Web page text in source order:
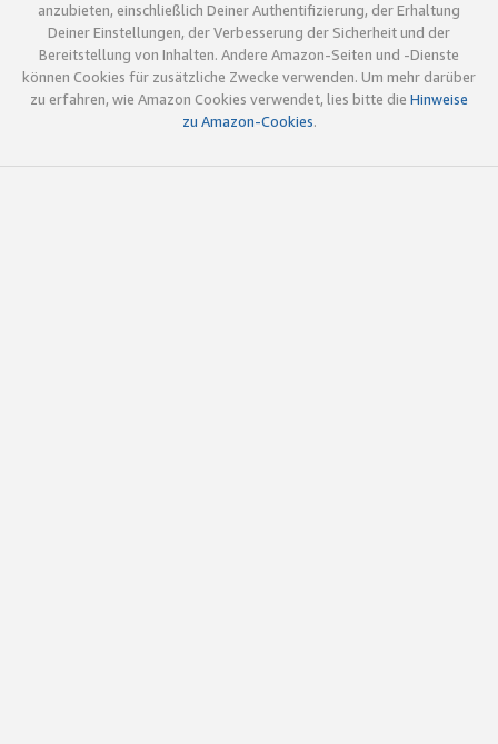
anzubieten, einschließlich Deiner Authentifizierung, der Erhaltung
Deiner Einstellungen, der Verbesserung der Sicherheit und der
Bereitstellung von Inhalten. Andere Amazon-Seiten und -Dienste
können Cookies für zusätzliche Zwecke verwenden. Um mehr darüber
zu erfahren, wie Amazon Cookies verwendet, lies bitte die Hinweise
zu Amazon-Cookies.